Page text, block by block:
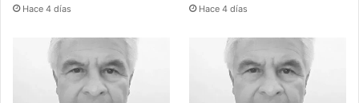
Hace 4 días Hace 4 días